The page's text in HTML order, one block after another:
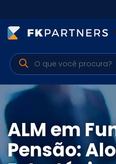
Cursos
Preparatórios
Internacionais
Finanças & Edu.
Por atuação
ALM em
Pensão: